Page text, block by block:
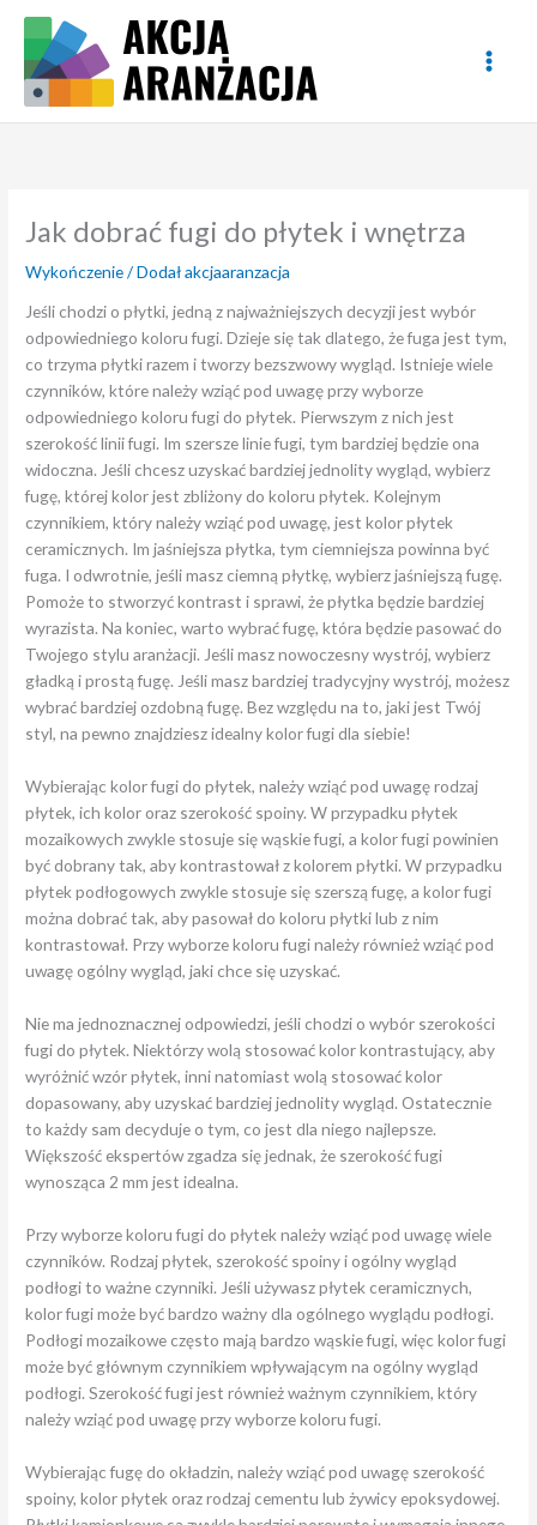
treści
Jak dobrać fugi do płytek i wnętrza
Wykończenie/ Dodałakcjaaranzacja
Jeśli chodzi o płytki, jedną z najważniejszych decyzji jest wybór
odpowiedniego koloru fugi. Dzieje się tak dlatego, że fuga jest tym,
co trzyma płytki razem i tworzy bezszwowy wygląd. Istnieje wiele
czynników, które należy wziąć pod uwagę przy wyborze
odpowiedniego koloru fugi do płytek. Pierwszym z nich jest
szerokość linii fugi. Im szersze linie fugi, tym bardziej będzie ona
widoczna. Jeśli chcesz uzyskać bardziej jednolity wygląd, wybierz
fugę, której kolor jest zbliżony do koloru płytek. Kolejnym
czynnikiem, który należy wziąć pod uwagę, jest kolor płytek
ceramicznych. Im jaśniejsza płytka, tym ciemniejsza powinna być
fuga. I odwrotnie, jeśli masz ciemną płytkę, wybierz jaśniejszą fugę.
Pomoże to stworzyć kontrast i sprawi, że płytka będzie bardziej
wyrazista. Na koniec, warto wybrać fugę, która będzie pasować do
Twojego stylu aranżacji. Jeśli masz nowoczesny wystrój, wybierz
gładką i prostą fugę. Jeśli masz bardziej tradycyjny wystrój, możesz
wybrać bardziej ozdobną fugę. Bez względu na to, jaki jest Twój
styl, na pewno znajdziesz idealny kolor fugi dla siebie!
Wybierając kolor fugi do płytek, należy wziąć pod uwagę rodzaj
płytek, ich kolor oraz szerokość spoiny. W przypadku płytek
mozaikowych zwykle stosuje się wąskie fugi, a kolor fugi powinien
być dobrany tak, aby kontrastował z kolorem płytki. W przypadku
płytek podłogowych zwykle stosuje się szerszą fugę, a kolor fugi
można dobrać tak, aby pasował do koloru płytki lub z nim
kontrastował. Przy wyborze koloru fugi należy również wziąć pod
uwagę ogólny wygląd, jaki chce się uzyskać.
Nie ma jednoznacznej odpowiedzi, jeśli chodzi o wybór szerokości
fugi do płytek. Niektórzy wolą stosować kolor kontrastujący, aby
wyróżnić wzór płytek, inni natomiast wolą stosować kolor
dopasowany, aby uzyskać bardziej jednolity wygląd. Ostatecznie
to każdy sam decyduje o tym, co jest dla niego najlepsze.
Większość ekspertów zgadza się jednak, że szerokość fugi
wynosząca 2 mm jest idealna.
Przy wyborze koloru fugi do płytek należy wziąć pod uwagę wiele
czynników. Rodzaj płytek, szerokość spoiny i ogólny wygląd
podłogi to ważne czynniki. Jeśli używasz płytek ceramicznych,
kolor fugi może być bardzo ważny dla ogólnego wyglądu podłogi.
Podłogi mozaikowe często mają bardzo wąskie fugi, więc kolor fugi
może być głównym czynnikiem wpływającym na ogólny wygląd
podłogi. Szerokość fugi jest również ważnym czynnikiem, który
należy wziąć pod uwagę przy wyborze koloru fugi.
Wybierając fugę do okładzin, należy wziąć pod uwagę szerokość
spoiny, kolor płytek oraz rodzaj cementu lub żywicy epoksydowej.